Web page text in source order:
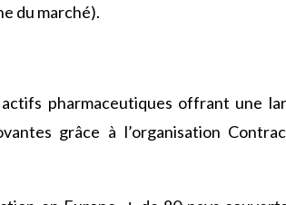
du marché).
pharmaceutiques offrant une
grâce à l’organisation